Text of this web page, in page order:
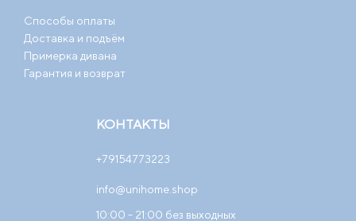
Способы оплаты
Доставка и подъём
Примерка дивана
Гарантия и возврат
КОНТАКТЫ
+79154773223
info@unihome.shop
10:00 - 21:00 без выходных